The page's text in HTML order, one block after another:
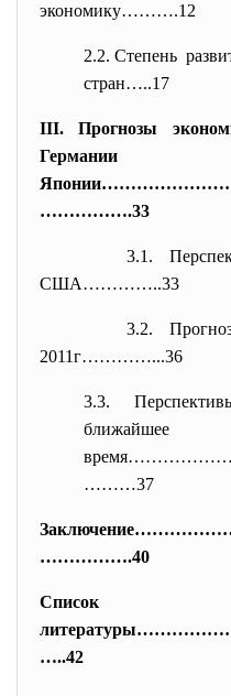
экономику……….12
2.2. Степень
стран…..17
III. Прогнозы
…………….33
3.1.
США…………..33
3.2.
2011г…………...36
3.3.
ближайшее
………37
…………….40
Список
…..42